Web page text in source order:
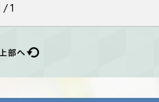
/ 1